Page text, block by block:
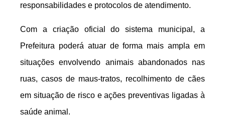
responsabilidades e protocolos de atendimento.
Com a criação oficial do sistema municipal, a
Prefeitura poderá atuar de forma mais ampla em
situações envolvendo animais abandonados nas
ruas, casos de maus-tratos, recolhimento de cães
em situação de risco e ações preventivas ligadas à
saúde animal.